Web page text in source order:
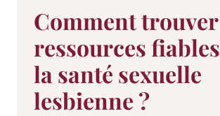
Comment trouver
ressources
la santé sexuelle
lesbienne ?